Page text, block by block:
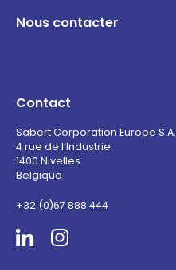
Nous contacter
Contact
Sabert Corporation Europe S.A.
4 rue de l’Industrie
1400 Nivelles
Belgique
+32 (0)67 888 444